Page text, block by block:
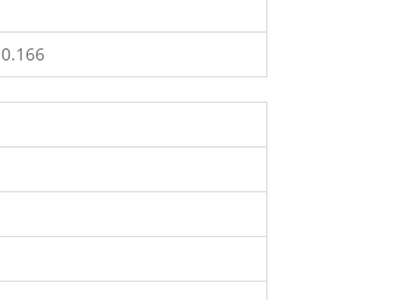
0.166